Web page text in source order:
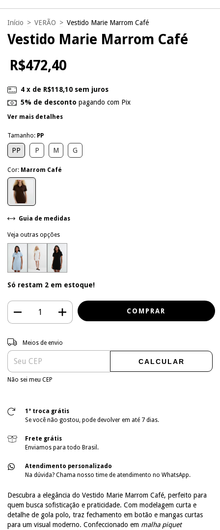
Início > VERÃO > Vestido Marie Marrom Café
Vestido Marie Marrom Café
R$472,40
4 x de R$118,10 sem juros
5% de desconto pagando com Pix
Ver mais detalhes
Tamanho: PP
PP P M G
Cor: Marrom Café
Guia de medidas
Veja outras opções
Só restam 2 em estoque!
Entregas para o CEP:
Meios de envio
CALCULAR
Não sei meu CEP
1ª troca grátis
Se você não gostou, pode devolver em até 7 dias.
Frete grátis
Enviamos para todo Brasil.
Atendimento personalizado
Na dúvida? Chama nosso time de atendimento no WhatsApp.
Descubra a elegância do Vestido Marie Marrom Café, perfeito para
quem busca sofisticação e praticidade. Com modelagem curta e
detalhe de gola polo, traz fechamento em botão e mangas curtas
para um visual moderno. Confeccionado em malha piquet